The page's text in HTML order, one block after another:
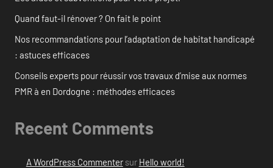
Quand faut-il rénover ? On fait le point
Nos recommandations pour l’adaptation de habitat handicapé
: astuces efficaces
Conseils experts pour réussir vos travaux d’mise aux normes
PMR à en Dordogne : méthodes efficaces
Recent Comments
A WordPress Commentersur Hello world!